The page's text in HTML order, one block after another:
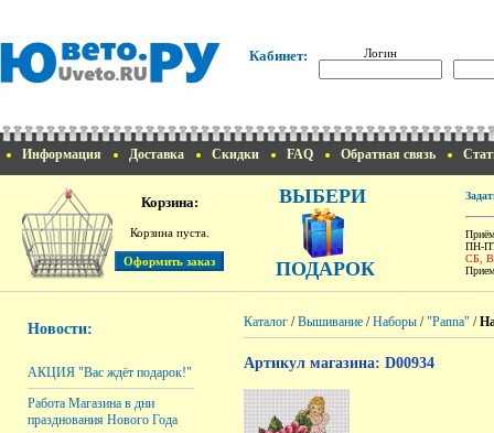
Кабинет: Логин
Информация Доставка Скидки FAQ Обратная связь
Корзина:
Корзина пуста.
ВЫБЕРИ
ПОДАРОК
ПН-
СБ,
Новости:
АКЦИЯ "Вас ждёт подарок!"
Работа Магазина в дни
празднования Нового Года
Каталог /Вышивание /Наборы /"Panna" /
Артикул магазина: D00934